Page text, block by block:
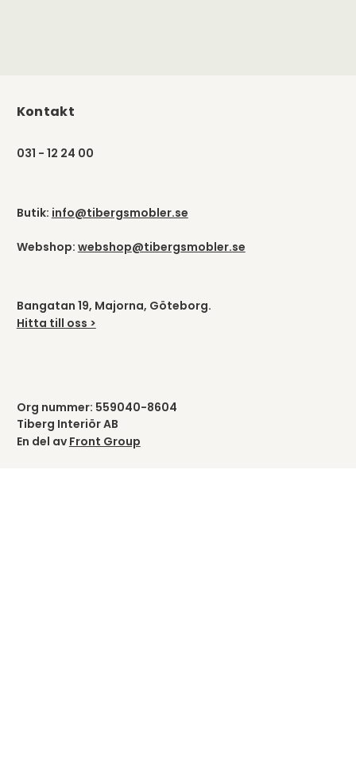
Kontakt
031 - 12 24 00
Butik: info@tibergsmobler.se
Webshop: webshop@tibergsmobler.se
Bangatan 19, Majorna, Göteborg.
Hitta till oss >
Org nummer: 559040-8604
Tiberg Interiör AB
En del av Front Group